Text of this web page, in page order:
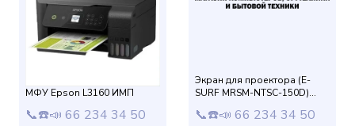
МФУ Epson L3160 ИМП
📞☎️📣 66 234 34 50
Экран для проектора (E-
SURF MRSM-NTSC-150D)
размер 229x305 см
📞☎️📣 66 234 34 50